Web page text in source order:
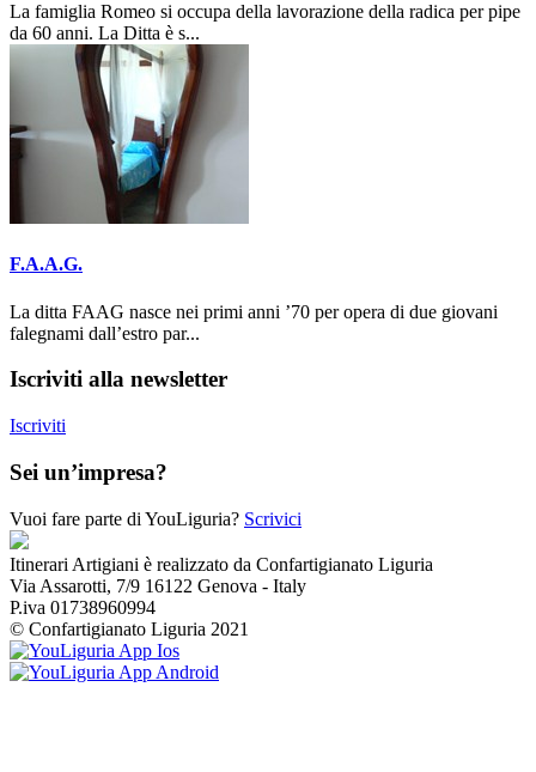
La famiglia Romeo si occupa della lavorazione della radica per pipe
da 60 anni. La Ditta è s...
F.A.A.G.
La ditta FAAG nasce nei primi anni ’70 per opera di due giovani
falegnami dall’estro par...
Iscriviti alla newsletter
Iscriviti
Sei un’impresa?
Vuoi fare parte di YouLiguria? Scrivici
Itinerari Artigiani è realizzato da Confartigianato Liguria
Via Assarotti, 7/9 16122 Genova - Italy
P.iva 01738960994
© Confartigianato Liguria 2021